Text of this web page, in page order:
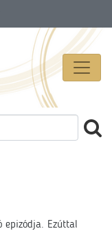
epizódja. Ezúttal